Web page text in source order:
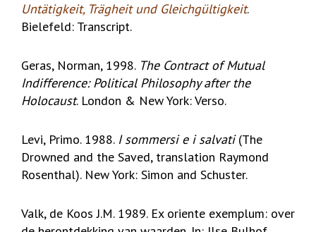
Untätigkeit, Trägheit und Gleichgültigkeit.
Bielefeld: Transcript.
Geras, Norman, 1998. The Contract of Mutual
Indifference: Political Philosophy after the
Holocaust. London & New York: Verso.
Levi, Primo. 1988. I sommersi e i salvati(The
Drowned and the Saved, translation Raymond
Rosenthal). New York: Simon and Schuster.
Valk, de Koos J.M. 1989. Ex oriente exemplum: over